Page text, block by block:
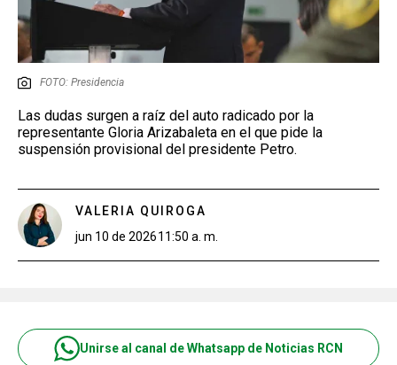
FOTO: Presidencia
Las dudas surgen a raíz del auto radicado por la
representante Gloria Arizabaleta en el que pide la
suspensión provisional del presidente Petro.
VALERIA QUIROGA
jun 10 de 202611:50 a. m.
Unirse al canal de Whatsapp de Noticias RCN